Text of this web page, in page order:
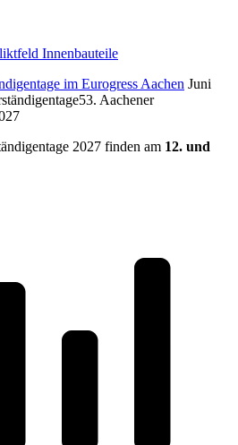
Innenbauteile
Juni
53. Aachener
2027 finden am 12. und